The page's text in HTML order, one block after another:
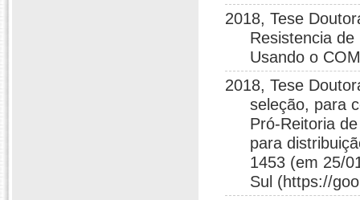
2018, Tese
Resistencia
Usando o
2018, Tese
seleção, para
Pró-Reitoria
para
1453 (em 25/
Sul (https://